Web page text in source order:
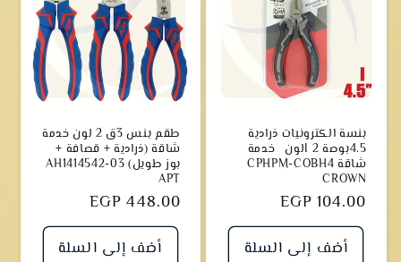
بنسة الكترونيات ذرادية
4.5بوصة I 2لون خدمة
شاقة CPHPM-COBH4
CROWN
سعر
EGP 104.00
أضف إلى السلة
طقم بنس 3ق 2 لون خدمة
شاقة (ذرادية + قصافة +
بوز طويل) AH1414542-03
APT
سعر
EGP 448.00
أضف إلى السلة